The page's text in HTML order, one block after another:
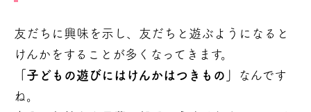
友だちに興味を示し、友だちと遊ぶようになると
けんかをすることが多くなってきます。
「子どもの遊びにはけんかはつきもの」
なんです
ね。